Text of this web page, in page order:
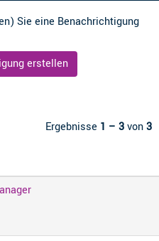
Sie eine Benachrichtigung
erstellen
Ergebnisse 1 – 3von3